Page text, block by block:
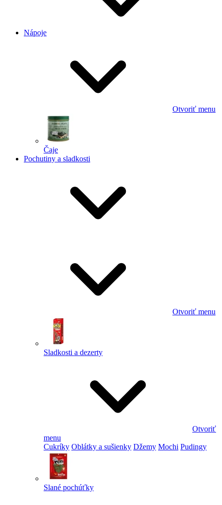
Nápoje
Otvoriť menu
Čaje
Pochutiny a sladkosti
Otvoriť menu
Sladkosti a dezerty
Otvoriť
menu
Cukríky Oblátky a sušienky Džemy Mochi Pudingy
Slané pochúťky